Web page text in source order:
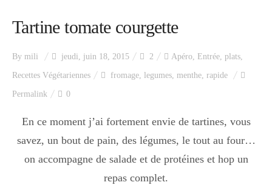
Index des recettes
Apéro
Tartine tomate courgette
By mili jeudi, juin 18, 2015 2 Apéro, Entrée, plats,
Recettes Végétariennes fromage, legumes, menthe, rapide
Permalink 0
En ce moment j’ai fortement envie de tartines, vous
savez, un bout de pain, des légumes, le tout au four…
on accompagne de salade et de protéines et hop un
repas complet.